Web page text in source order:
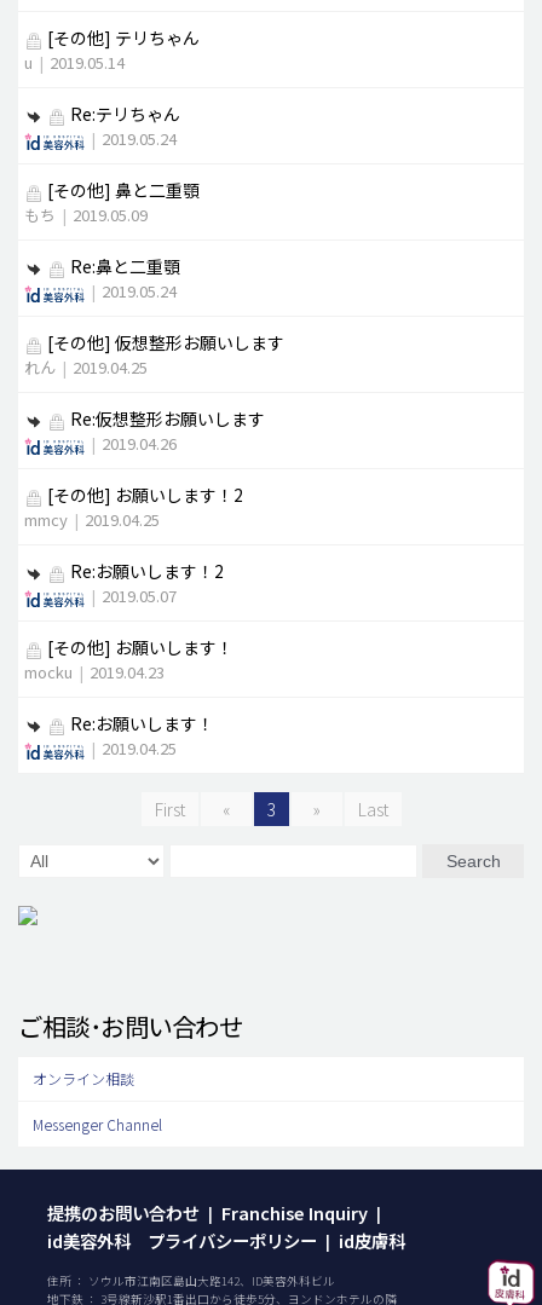
[その他] テリちゃん
u | 2019.05.14
Re:テリちゃん
| 2019.05.24
[その他] 鼻と二重顎
もち | 2019.05.09
Re:鼻と二重顎
| 2019.05.24
[その他] 仮想整形お願いします
れん | 2019.04.25
Re:仮想整形お願いします
| 2019.04.26
[その他] お願いします！2
mmcy | 2019.04.25
Re:お願いします！2
| 2019.05.07
[その他] お願いします！
mocku | 2019.04.23
Re:お願いします！
| 2019.04.25
First « 3 » Last
Search
ご相談･お問い合わせ
オンライン相談
Messenger Channel
提携のお問い合わせ | Franchise Inquiry |
id美容外科 プライバシーポリシー | id皮膚科
住所 ： ソウル市江南区島山大路142、ID美容外科ビル
地下鉄 ： 3号線新沙駅1番出口から徒歩5分、ヨンドンホテルの隣